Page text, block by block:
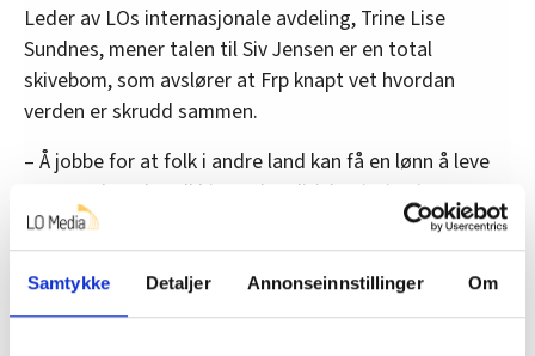
Samtykke Detaljer Annonseinnstillinger Om
Leder av LOs internasjonale avdeling, Trine Lise
Sundnes, mener talen til Siv Jensen er en total
skivebom, som avslører at Frp knapt vet hvordan
verden er skrudd sammen.
– Å jobbe for at folk i andre land kan få en lønn å leve
av, er en høyaktuell bistandspolitisk prioritering.
Mantraet til Frp er jo å hjelpe folk der de er. Derfor
burde Siv Jensen heller juble for dem som jobber for
anstendige lønninger, som igjen kan få folk ut av
fattigdom. At de får råd til skolegang i land hvor det er